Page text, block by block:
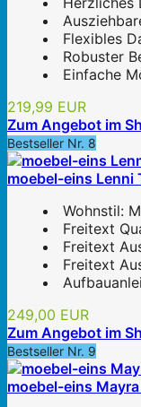
Flexibles
Robuster
Einfache
219,99 EUR
Zum Angebot im
Bestseller Nr. 8
moebel-eins Lenni
Wohnstil:
Freitext
Freitext
Freitext
249,00 EUR
Zum Angebot im
Bestseller Nr. 9
moebel-eins